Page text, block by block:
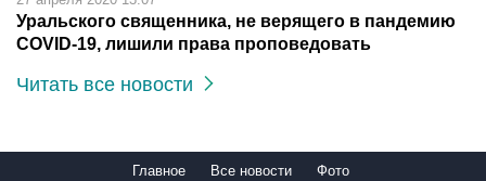
Уральского священника, не верящего в пандемию
COVID-19, лишили права проповедовать
Читать все новости
Главное Все новости Фото